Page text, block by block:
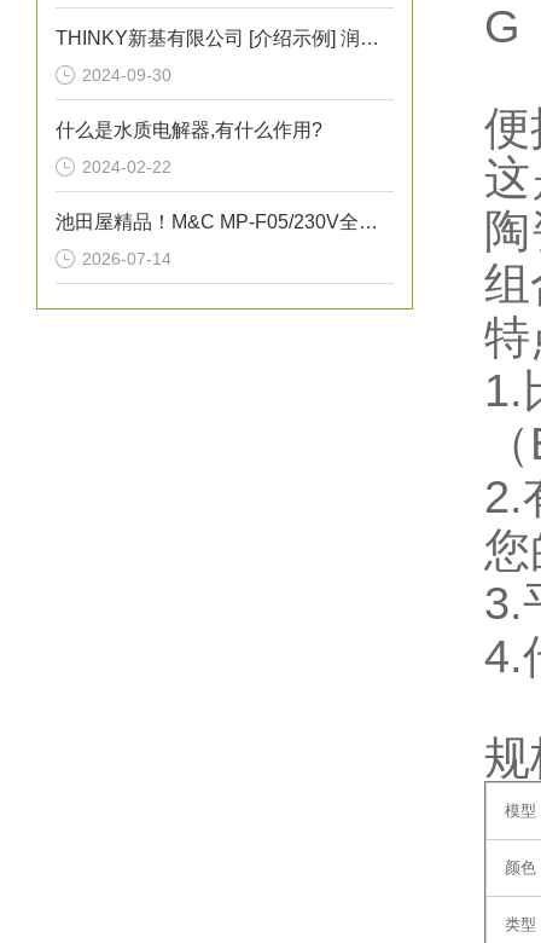
THINKY新基有限公司 [介绍示例] 润滑剂的均匀涂抹等问题
2024-09-30
什么是水质电解器,有什么作用?
2024-02-22
池田屋精品！M&C MP-F05/230V全特氟龙波纹管泵技术
2026-07-14
G
便
组
特
1.
2.
3.
4.
规
模型
颜色
类型